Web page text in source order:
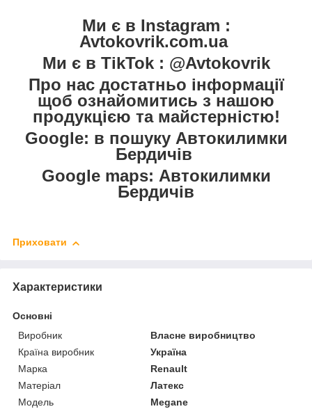
Ми є в Instagram :
Avtokovrik.com.ua
Ми є в TikTok : @Avtokovrik
Про нас достатньо інформації
щоб ознайомитись з нашою
продукцією та майстерністю!
Google: в пошуку Автокилимки
Бердичів
Google maps: Автокилимки
Бердичів
Приховати
Характеристики
Основні
Виробник
Власне виробництво
Країна виробник
Україна
Марка
Renault
Матеріал
Латекс
Модель
Megane